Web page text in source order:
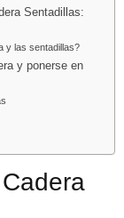
Sentadillas:
y las sentadillas?
y ponerse en